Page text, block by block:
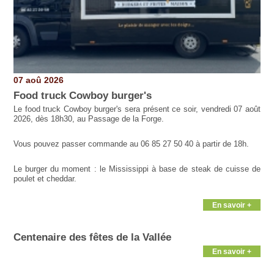
07 aoû 2026
Food truck Cowboy burger's
Le food truck Cowboy burger's sera présent ce soir, vendredi 07 août
2026, dès 18h30, au Passage de la Forge.
Vous pouvez passer commande au 06 85 27 50 40 à partir de 18h.
Le burger du moment : le Mississippi à base de steak de cuisse de
poulet et cheddar.
En savoir +
Centenaire des fêtes de la Vallée
En savoir +